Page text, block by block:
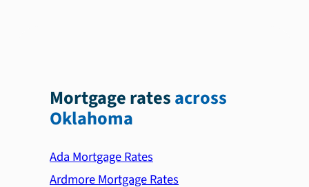
Mortgage ratesacross
Oklahoma
Ada Mortgage Rates
Ardmore Mortgage Rates